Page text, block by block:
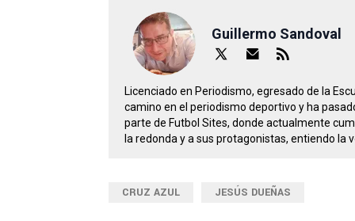
Guillermo Sandoval
Licenciado en Periodismo, egresado de la
camino en el periodismo deportivo y ha
parte de Futbol Sites, donde actualmente
la redonda y a sus protagonistas, entiendo la
CRUZ AZUL JESÚS DUEÑAS